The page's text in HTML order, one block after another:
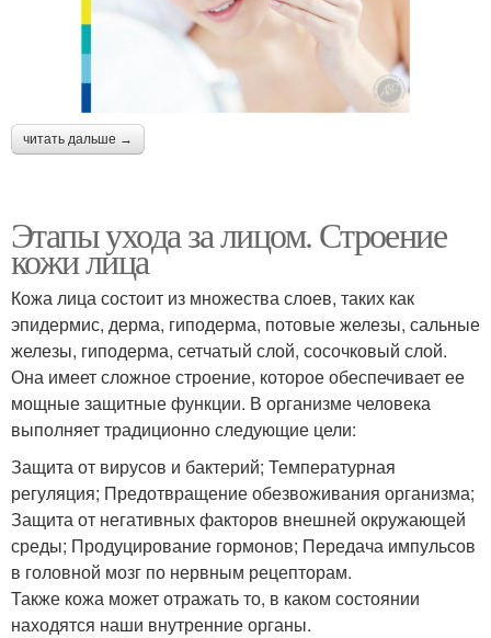
читать дальше →
Этапы ухода за лицом. Строение
кожи лица
Кожа лица состоит из множества слоев, таких как
эпидермис, дерма, гиподерма, потовые железы, сальные
железы, гиподерма, сетчатый слой, сосочковый слой.
Она имеет сложное строение, которое обеспечивает ее
мощные защитные функции. В организме человека
выполняет традиционно следующие цели:
Защита от вирусов и бактерий; Температурная
регуляция; Предотвращение обезвоживания организма;
Защита от негативных факторов внешней окружающей
среды; Продуцирование гормонов; Передача импульсов
в головной мозг по нервным рецепторам.
Также кожа может отражать то, в каком состоянии
находятся наши внутренние органы.